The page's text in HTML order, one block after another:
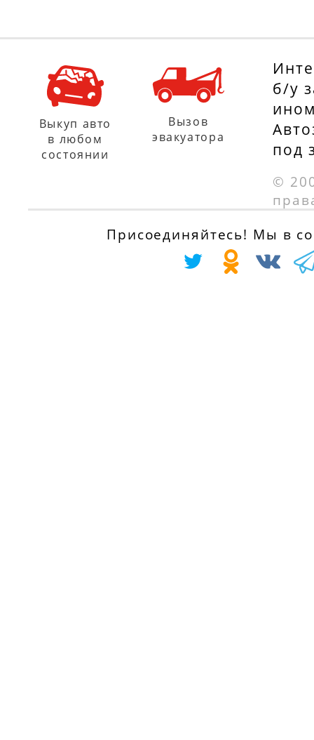
б/у
под
©
Выкуп авто
в любом
состоянии
Вызов
эвакуатора
Присоединяйтесь! Мы в